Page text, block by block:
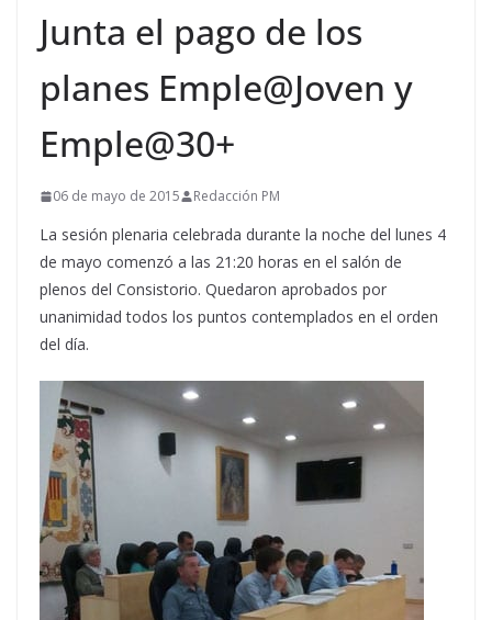
Junta el pago de los
planes Emple@Joven y
Emple@30+
06 de mayo de 2015 Redacción PM
La sesión plenaria celebrada durante la noche del lunes 4
de mayo comenzó a las 21:20 horas en el salón de
plenos del Consistorio. Quedaron aprobados por
unanimidad todos los puntos contemplados en el orden
del día.